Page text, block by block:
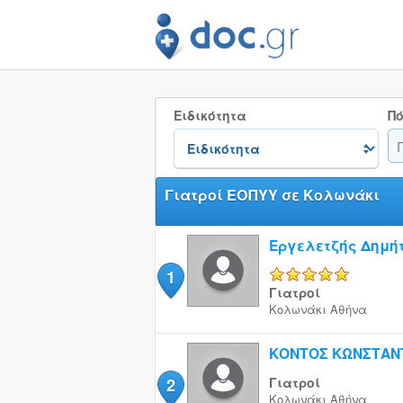
Ειδικότητα
Γιατροί ΕΟΠΥΥ σε Κολωνάκι
1
Εργελετζής
Γιατροί
Κολωνάκι Αθήνα
2
ΚΟΝΤΟΣ
Γιατροί
Κολωνάκι Αθήνα